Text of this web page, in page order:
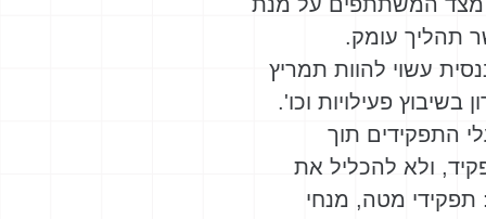
תהליך עומק.
עשוי להוות תמריץ
פעילויות וכו'.
התפקידים תוך
ולא להכליל את
מטה, מנחי